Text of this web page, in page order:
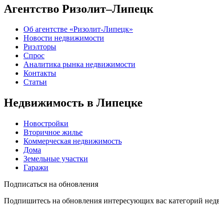
Агентство Ризолит–Липецк
Об агентстве «Ризолит-Липецк»
Новости недвижимости
Риэлторы
Спрос
Аналитика рынка недвижимости
Контакты
Статьи
Недвижимость в Липецке
Новостройки
Вторичное жилье
Коммерческая недвижимость
Дома
Земельные участки
Гаражи
Подписаться на обновления
Подпишитесь на обновления интересующих вас категорий